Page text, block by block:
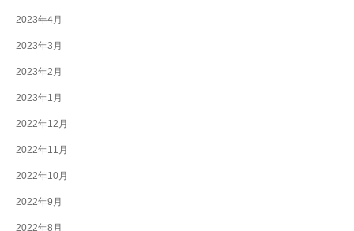
2023年4月
2023年3月
2023年2月
2023年1月
2022年12月
2022年11月
2022年10月
2022年9月
2022年8月